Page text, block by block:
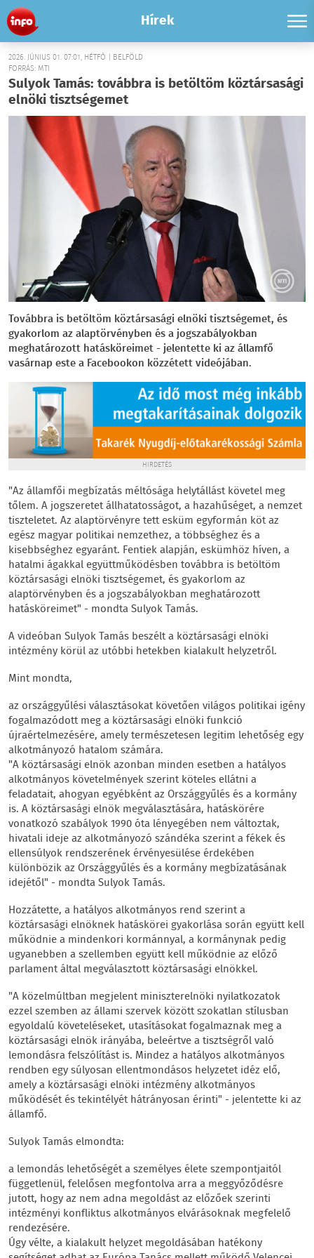
Hírek
2026. JÚNIUS 01. 07:01, HÉTFŐ | BELFÖLD
FORRÁS: MTI
Sulyok Tamás: továbbra is betöltöm köztársasági
elnöki tisztségemet
Továbbra is betöltöm köztársasági elnöki tisztségemet, és
gyakorlom az alaptörvényben és a jogszabályokban
meghatározott hatásköreimet - jelentette ki az államfő
vasárnap este a Facebookon közzétett videójában.
HIRDETÉS
"Az államfői megbízatás méltósága helytállást követel meg
tőlem. A jogszeretet állhatatosságot, a hazahűséget, a nemzet
tiszteletet. Az alaptörvényre tett esküm egyformán köt az
egész magyar politikai nemzethez, a többséghez és a
kisebbséghez egyaránt. Fentiek alapján, eskümhöz híven, a
hatalmi ágakkal együttműködésben továbbra is betöltöm
köztársasági elnöki tisztségemet, és gyakorlom az
alaptörvényben és a jogszabályokban meghatározott
hatásköreimet" - mondta Sulyok Tamás.
A videóban Sulyok Tamás beszélt a köztársasági elnöki
intézmény körül az utóbbi hetekben kialakult helyzetről.
Mint mondta,
az országgyűlési választásokat követően világos politikai igény
fogalmazódott meg a köztársasági elnöki funkció
újraértelmezésére, amely természetesen legitim lehetőség egy
alkotmányozó hatalom számára.
"A köztársasági elnök azonban minden esetben a hatályos
alkotmányos követelmények szerint köteles ellátni a
feladatait, ahogyan egyébként az Országgyűlés és a kormány
is. A köztársasági elnök megválasztására, hatáskörére
vonatkozó szabályok 1990 óta lényegében nem változtak,
hivatali ideje az alkotmányozó szándéka szerint a fékek és
ellensúlyok rendszerének érvényesülése érdekében
különbözik az Országgyűlés és a kormány megbízatásának
idejétől" - mondta Sulyok Tamás.
Hozzátette, a hatályos alkotmányos rend szerint a
köztársasági elnöknek hatáskörei gyakorlása során együtt kell
működnie a mindenkori kormánnyal, a kormánynak pedig
ugyanebben a szellemben együtt kell működnie az előző
parlament által megválasztott köztársasági elnökkel.
"A közelmúltban megjelent miniszterelnöki nyilatkozatok
ezzel szemben az állami szervek között szokatlan stílusban
egyoldalú követeléseket, utasításokat fogalmaznak meg a
köztársasági elnök irányába, beleértve a tisztségről való
lemondásra felszólítást is. Mindez a hatályos alkotmányos
rendben egy súlyosan ellentmondásos helyzetet idéz elő,
amely a köztársasági elnöki intézmény alkotmányos
működését és tekintélyét hátrányosan érinti" - jelentette ki az
államfő.
Sulyok Tamás elmondta:
a lemondás lehetőségét a személyes élete szempontjaitól
függetlenül, felelősen megfontolva arra a meggyőződésre
jutott, hogy az nem adna megoldást az előzőek szerinti
intézményi konfliktus alkotmányos elvárásoknak megfelelő
rendezésére.
Úgy vélte, a kialakult helyzet megoldásában hatékony